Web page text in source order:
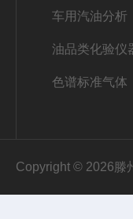
车用汽油分析
油品类化验仪
色谱标准气体
Copyright © 2026滕